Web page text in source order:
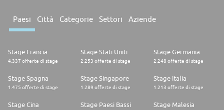
Paesi Città Categorie Settori Aziende
Stage Francia
4.337 offerte di stage
Stage Stati Uniti
2.253 offerte di stage
Stage Germania
2.248 offerte di stage
Stage Spagna
1.475 offerte di stage
Stage Singapore
1.289 offerte di stage
Stage Italia
1.213 offerte di stage
Stage Cina Stage Paesi Bassi Stage Malesia